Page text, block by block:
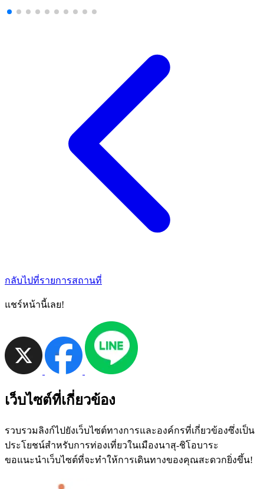
กลับไปที่รายการสถานที่
แชร์หน้านี้เลย!
เว็บไซต์ที่เกี่ยวข้อง
รวบรวมลิงก์ไปยังเว็บไซต์ทางการและองค์กรที่เกี่ยวข้องซึ่งเป็น
ประโยชน์สำหรับการท่องเที่ยวในเมืองนาสุ-ชิโอบาระ
ขอแนะนำเว็บไซต์ที่จะทำให้การเดินทางของคุณสะดวกยิ่งขึ้น!